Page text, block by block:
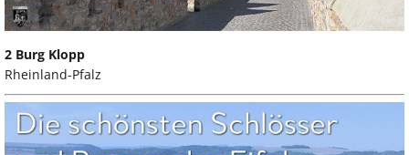
2 Burg Klopp
Rheinland-Pfalz